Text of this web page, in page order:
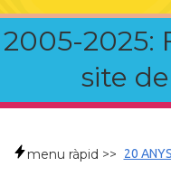
2005-2025:
site
menu ràpid >> 20